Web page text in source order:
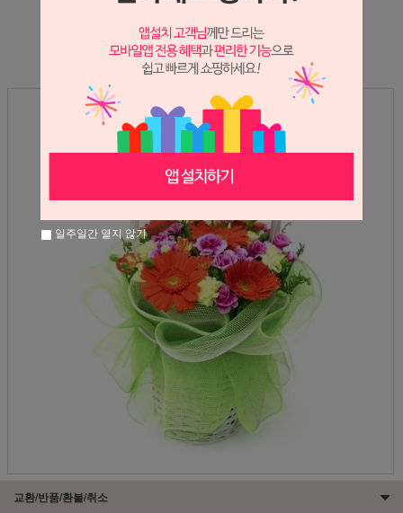
교환/반품/환불/취소
일주일간 열지 않기